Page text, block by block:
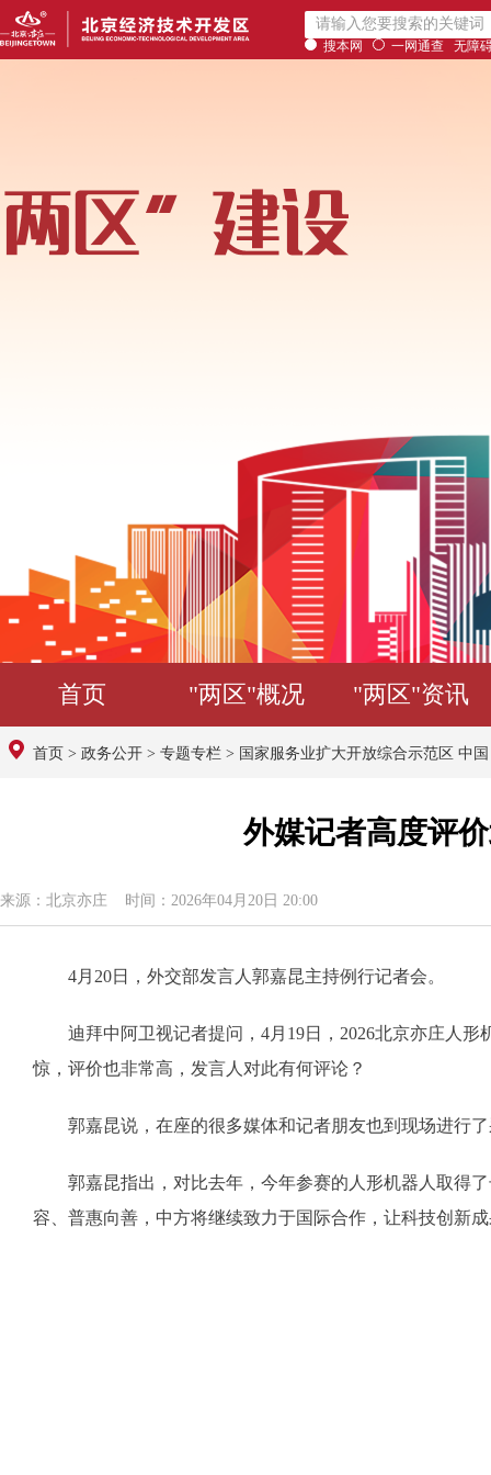
搜本网 一网通查 无障
首页 "两区"概况 "两区"资讯
首页 > 政务公开 > 专题专栏 > 国家服务业扩大开放综合示范区 中
外媒记者高度评
来源：北京亦庄 时间：2026年04月20日 20:00
4月20日，外交部发言人郭嘉昆主持例行记者会。
迪拜中阿卫视记者提问，4月19日，2026北京亦庄人形
惊，评价也非常高，发言人对此有何评论？
郭嘉昆说，在座的很多媒体和记者朋友也到现场进行了
郭嘉昆指出，对比去年，今年参赛的人形机器人取得了
容、普惠向善，中方将继续致力于国际合作，让科技创新